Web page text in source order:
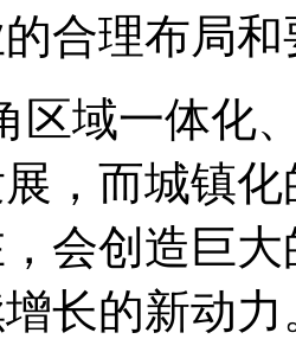
合理布局
区域一体化
，而城镇
会创造巨
长的新动